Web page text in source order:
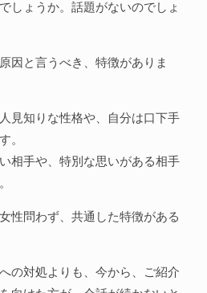
しょうか。話題がないのでしょ
因と言うべき、特徴がありま
見知りな性格や、自分は口下手
。
相手や、特別な思いがある相手
性問わず、共通した特徴がある
の対処よりも、今から、ご紹介